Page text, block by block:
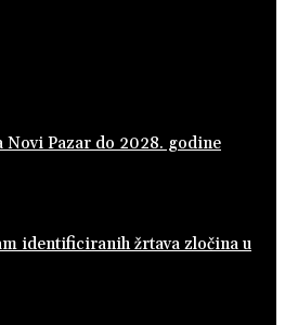
Novi Pazar do 2028. godine
identificiranih žrtava zločina u